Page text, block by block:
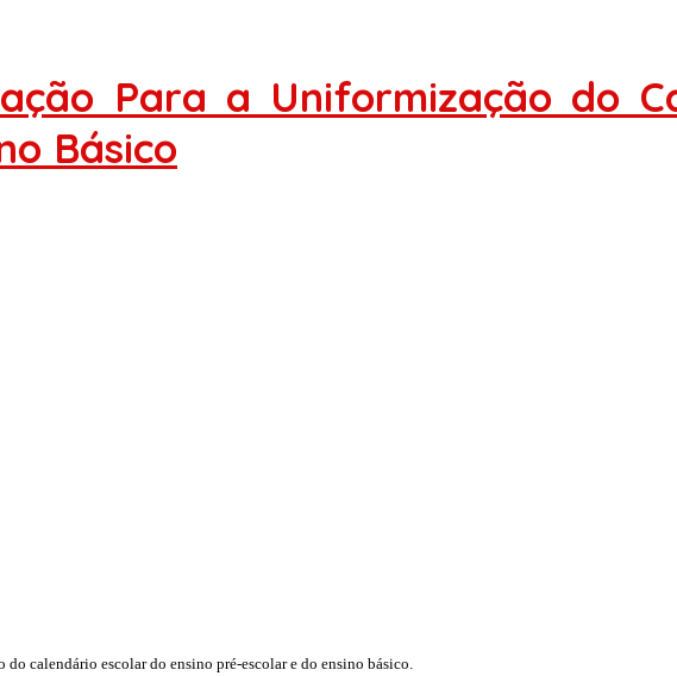
Para a Uniformização do
Básico
calendário escolar do ensino pré-escolar e do ensino básico.